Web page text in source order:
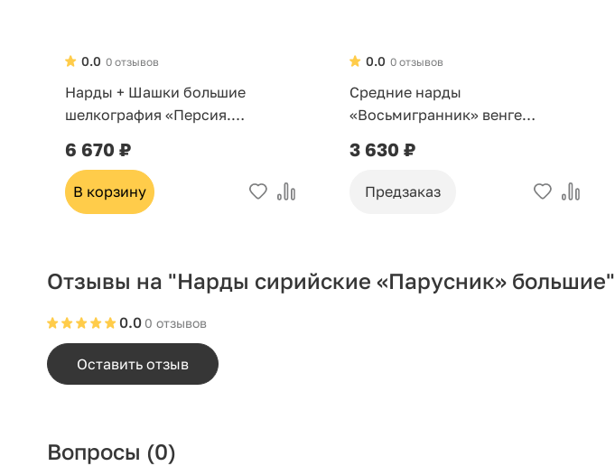
0 отзывов
0.0
Нарды + Шашки большие
шелкография «Персия.
6 670 ₽
В корзину
0 отзывов
0.0
Средние нарды
«Восьмигранник» венге
3 630 ₽
Предзаказ
Отзывы на "Нарды сирийские «Парусник» большие"
0 отзывов
0.0
Оставить отзыв
Вопросы (0)